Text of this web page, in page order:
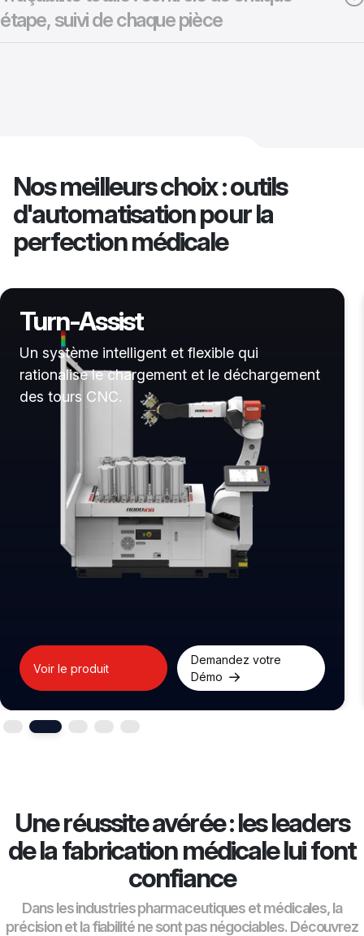
étape, suivi de chaque pièce
Nos meilleurs choix : outils
d'automatisation pour la
perfection médicale
Mill-Assist
Une solution compacte et polyvalente qui
automatise le chargement des fraiseuses
CNC avec rapidité et précision.
Voir le produit
Demandez votre
Démo
Une réussite avérée : les leaders
de la fabrication médicale lui font
confiance
Dans les industries pharmaceutiques et médicales, la
précision et la fiabilité ne sont pas négociables. Découvrez